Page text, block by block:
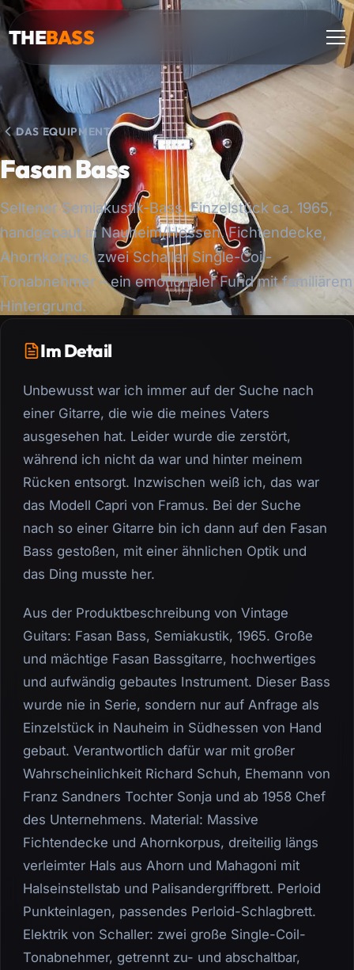
THEBASS
DAS EQUIPMENT
Fasan Bass
Seltener Semiakustik-Bass, Einzelstück ca. 1965,
handgebaut in Nauheim/Hessen. Fichtendecke,
Ahornkorpus, zwei Schaller Single-Coil-
Tonabnehmer – ein emotionaler Fund mit familiärem
Hintergrund.
Im Detail
Unbewusst war ich immer auf der Suche nach
einer Gitarre, die wie die meines Vaters
ausgesehen hat. Leider wurde die zerstört,
während ich nicht da war und hinter meinem
Rücken entsorgt. Inzwischen weiß ich, das war
das Modell Capri von Framus. Bei der Suche
nach so einer Gitarre bin ich dann auf den Fasan
Bass gestoßen, mit einer ähnlichen Optik und
das Ding musste her.
Aus der Produktbeschreibung von Vintage
Guitars: Fasan Bass, Semiakustik, 1965. Große
und mächtige Fasan Bassgitarre, hochwertiges
und aufwändig gebautes Instrument. Dieser Bass
wurde nie in Serie, sondern nur auf Anfrage als
Einzelstück in Nauheim in Südhessen von Hand
gebaut. Verantwortlich dafür war mit großer
Wahrscheinlichkeit Richard Schuh, Ehemann von
Franz Sandners Tochter Sonja und ab 1958 Chef
des Unternehmens. Material: Massive
Fichtendecke und Ahornkorpus, dreiteilig längs
verleimter Hals aus Ahorn und Mahagoni mit
Halseinstellstab und Palisandergriffbrett. Perloid
Punkteinlagen, passendes Perloid-Schlagbrett.
Elektrik von Schaller: zwei große Single-Coil-
Tonabnehmer, getrennt zu- und abschaltbar,